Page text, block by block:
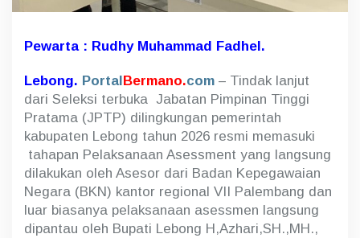
l
k
n
a
a
n
A
s
e
s
m
e
Pewarta : Rudhy Muhammad Fadhel.
Lebong. PortalBermano.com – Tindak lanjut
dari Seleksi terbuka Jabatan Pimpinan Tinggi
Pratama (JPTP) dilingkungan pemerintah
kabupaten Lebong tahun 2026 resmi memasuki
tahapan Pelaksanaan Asessment yang langsung
dilakukan oleh Asesor dari Badan Kepegawaian
Negara (BKN) kantor regional VII Palembang dan
luar biasanya pelaksanaan asessmen langsung
dipantau oleh Bupati Lebong H,Azhari,SH.,MH.,